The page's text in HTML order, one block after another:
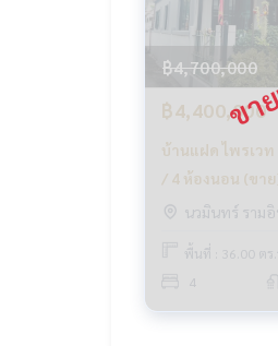
✨ เราดูแลรับ ‘ฝาก
ดูแลโดยผู้เชี่ยวชา
ช่วยวางแผน ให้ข้อ
ดูแลตั้งแต่ต้นจนจบ
✨ รับซื้อ รับจำนอง
หากต้องการเงินด่
Website :
Facebook : HOME
฿4,700,000
฿4,400,000
บ้านแฝด ไพรเว
/ 4 ห้องนอน (ขา
Chuanchuen
(FOR SALE)
นวมินทร์ ราม
พื้นที่ : 36.00 ตร.ว.
4